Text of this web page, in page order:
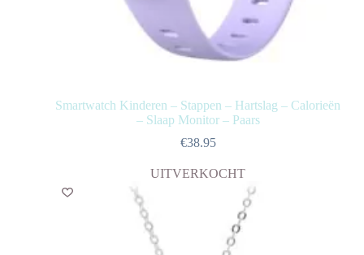
Smartwatch Kinderen – Stappen – Hartslag – Calorieën
– Slaap Monitor – Paars
€38.95
UITVERKOCHT